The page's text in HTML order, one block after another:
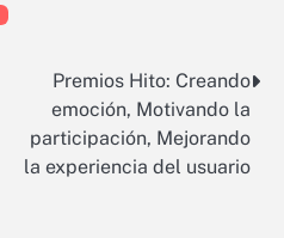
Premios Hito: Creando
emoción, Motivando la
participación, Mejorando
la experiencia del usuario